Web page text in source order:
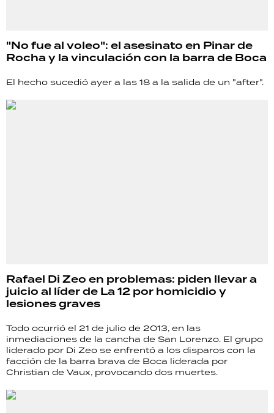
"No fue al voleo": el asesinato en Pinar de
Rocha y la vinculación con la barra de Boca
El hecho sucedió ayer a las 18 a la salida de un "after".
Rafael Di Zeo en problemas: piden llevar a
juicio al líder de La 12 por homicidio y
lesiones graves
Todo ocurrió el 21 de julio de 2013, en las
inmediaciones de la cancha de San Lorenzo. El grupo
liderado por Di Zeo se enfrentó a los disparos con la
facción de la barra brava de Boca liderada por
Christian de Vaux, provocando dos muertes.